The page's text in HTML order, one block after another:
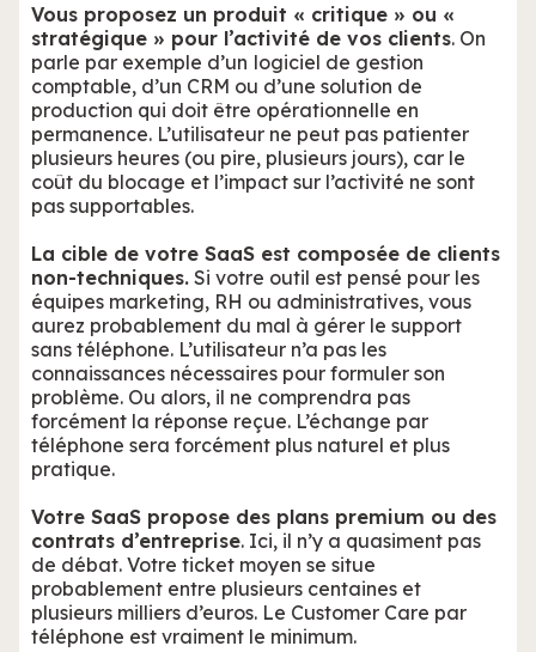
Vous proposez un produit « critique » ou «
stratégique » pour l’activité de vos clients. On
parle par exemple d’un logiciel de gestion
comptable, d’un CRM ou d’une solution de
production qui doit être opérationnelle en
permanence. L’utilisateur ne peut pas patienter
plusieurs heures (ou pire, plusieurs jours), car le
coût du blocage et l’impact sur l’activité ne sont
pas supportables.
La cible de votre SaaS est composée de clients
non-techniques. Si votre outil est pensé pour les
équipes marketing, RH ou administratives, vous
aurez probablement du mal à gérer le support
sans téléphone. L’utilisateur n’a pas les
connaissances nécessaires pour formuler son
problème. Ou alors, il ne comprendra pas
forcément la réponse reçue. L’échange par
téléphone sera forcément plus naturel et plus
pratique.
Votre SaaS propose des plans premium ou des
contrats d’entreprise. Ici, il n’y a quasiment pas
de débat. Votre ticket moyen se situe
probablement entre plusieurs centaines et
plusieurs milliers d’euros. Le Customer Care par
téléphone est vraiment le minimum.